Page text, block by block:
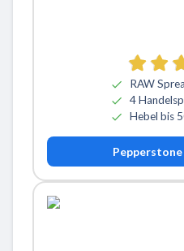
RAW
4
Hebel bis